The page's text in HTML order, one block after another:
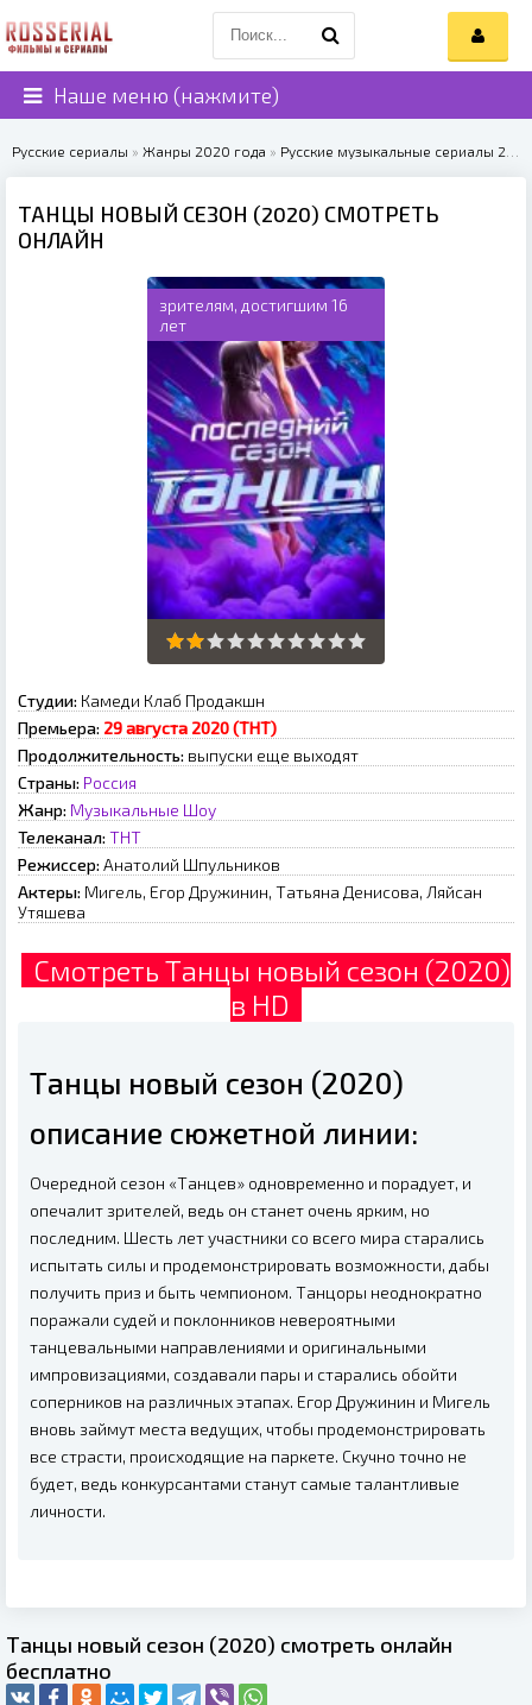
Наше меню (нажмите)
Русские сериалы » Жанры 2020 года » Русские музыкальные сериалы 2020
ТАНЦЫ НОВЫЙ СЕЗОН (2020) СМОТРЕТЬ
ОНЛАЙН
зрителям, достигшим 16
лет
Студии: Камеди Клаб Продакшн
Премьера: 29 августа 2020 (ТНТ)
Продолжительность: выпуски еще выходят
Страны: Россия
Жанр: Музыкальные Шоу
Телеканал: ТНТ
Режиссер: Анатолий Шпульников
Актеры: Мигель, Егор Дружинин, Татьяна Денисова, Ляйсан
Утяшева
Смотреть Танцы новый сезон (2020)
в HD
Танцы новый сезон (2020)
описание сюжетной линии:
Очередной сезон «Танцев» одновременно и порадует, и
опечалит зрителей, ведь он станет очень ярким, но
последним. Шесть лет участники со всего мира старались
испытать силы и продемонстрировать возможности, дабы
получить приз и быть чемпионом. Танцоры неоднократно
поражали судей и поклонников невероятными
танцевальными направлениями и оригинальными
импровизациями, создавали пары и старались обойти
соперников на различных этапах. Егор Дружинин и Мигель
вновь займут места ведущих, чтобы продемонстрировать
все страсти, происходящие на паркете. Скучно точно не
будет, ведь конкурсантами станут самые талантливые
личности.
Танцы новый сезон (2020) смотреть онлайн
бесплатно